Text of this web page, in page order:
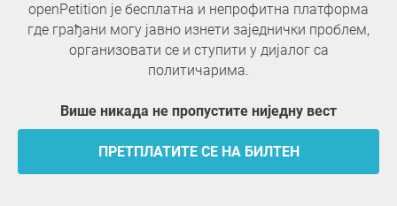
openPetition је бесплатна и непрофитна платформа
где грађани могу јавно изнети заједнички проблем,
организовати се и ступити у дијалог са
политичарима.
Више никада не пропустите ниједну вест
ПРЕТПЛАТИТЕ СЕ НА БИЛТЕН